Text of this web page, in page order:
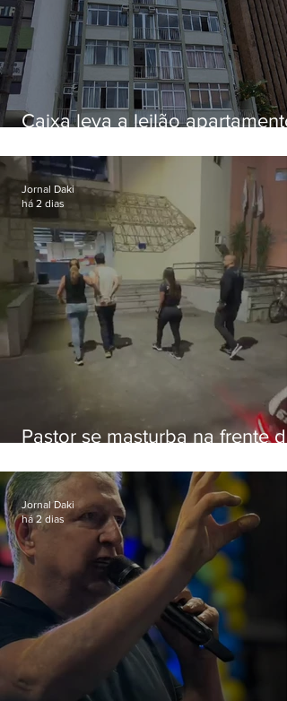
Caixa leva a leilão apartamento
Botafogo
Pastor se masturba na frente de
Jornal Daki
há 2 dias
Jornal Daki
há 2 dias